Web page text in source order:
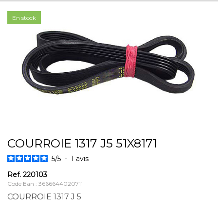
En stock
COURROIE 1317 J5 51X8171
5/5 - 1 avis
Ref. 220103
Code Ean : 3666644020711
COURROIE 1317 J 5